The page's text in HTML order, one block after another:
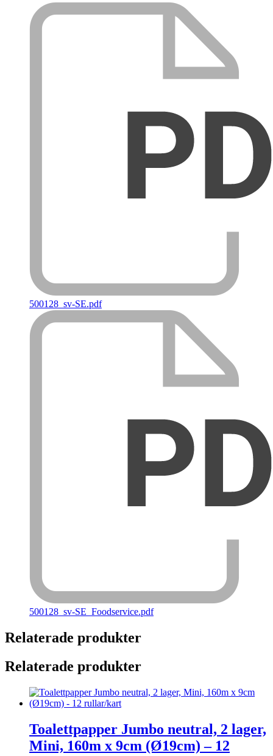
500128_sv-SE.pdf
500128_sv-SE_Foodservice.pdf
Relaterade produkter
Relaterade produkter
Toalettpapper Jumbo neutral, 2 lager,
Mini, 160m x 9cm (Ø19cm) – 12